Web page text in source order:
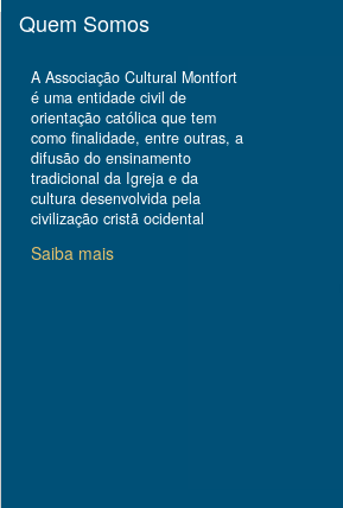
Quem Somos
A Associação Cultural Montfort
é uma entidade civil de
orientação católica que tem
como finalidade, entre outras, a
difusão do ensinamento
tradicional da Igreja e da
cultura desenvolvida pela
civilização cristã ocidental
Saiba mais